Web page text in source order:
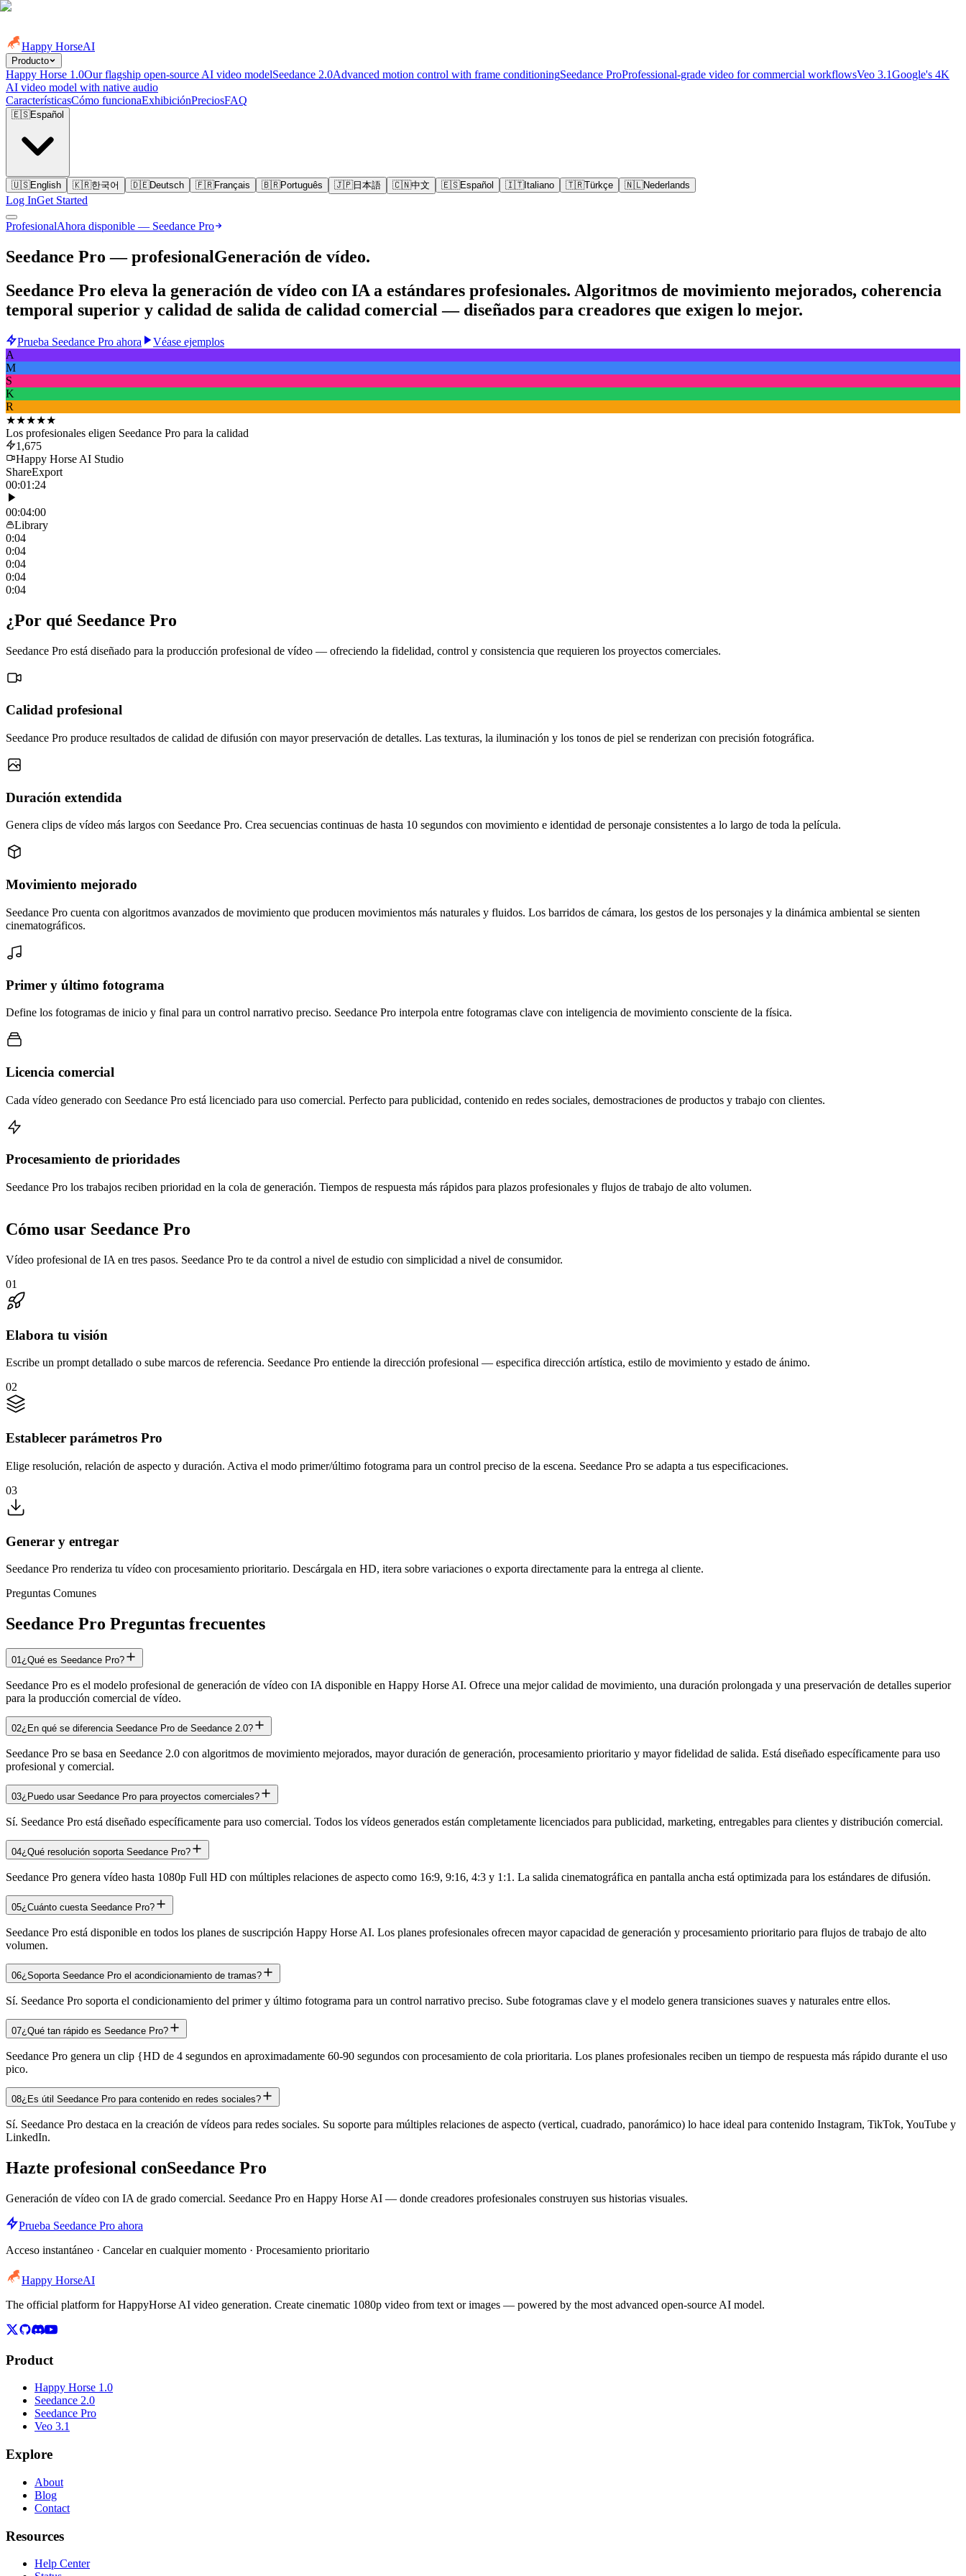
Happy HorseAI
Producto
Happy Horse 1.0Our flagship open-source AI video modelSeedance 2.0Advanced motion control with frame conditioningSeedance ProProfessional-grade video for commercial workflowsVeo 3.1Google's 4K
AI video model with native audio
CaracterísticasCómo funcionaExhibiciónPreciosFAQ
🇪🇸Español
🇺🇸English 🇰🇷한국어 🇩🇪Deutsch 🇫🇷Français 🇧🇷Português 🇯🇵日本語 🇨🇳中文 🇪🇸Español 🇮🇹Italiano 🇹🇷Türkçe 🇳🇱Nederlands
Log InGet Started
ProfesionalAhora disponible — Seedance Pro
Seedance Pro — profesionalGeneración de vídeo.
Seedance Pro eleva la generación de vídeo con IA a estándares profesionales. Algoritmos de movimiento mejorados, coherencia
temporal superior y calidad de salida de calidad comercial — diseñados para creadores que exigen lo mejor.
Prueba Seedance Pro ahora
Véase ejemplos
A
M
S
K
R
★★★★★
Los profesionales eligen Seedance Pro para la calidad
1,675
Happy Horse AI Studio
ShareExport
00:01:24
00:04:00
Library
0:04
0:04
0:04
0:04
0:04
¿Por qué Seedance Pro
Seedance Pro está diseñado para la producción profesional de vídeo — ofreciendo la fidelidad, control y consistencia que requieren los proyectos comerciales.
Calidad profesional
Seedance Pro produce resultados de calidad de difusión con mayor preservación de detalles. Las texturas, la iluminación y los tonos de piel se renderizan con precisión fotográfica.
Duración extendida
Genera clips de vídeo más largos con Seedance Pro. Crea secuencias continuas de hasta 10 segundos con movimiento e identidad de personaje consistentes a lo largo de toda la película.
Movimiento mejorado
Seedance Pro cuenta con algoritmos avanzados de movimiento que producen movimientos más naturales y fluidos. Los barridos de cámara, los gestos de los personajes y la dinámica ambiental se sienten
cinematográficos.
Primer y último fotograma
Define los fotogramas de inicio y final para un control narrativo preciso. Seedance Pro interpola entre fotogramas clave con inteligencia de movimiento consciente de la física.
Licencia comercial
Cada vídeo generado con Seedance Pro está licenciado para uso comercial. Perfecto para publicidad, contenido en redes sociales, demostraciones de productos y trabajo con clientes.
Procesamiento de prioridades
Seedance Pro los trabajos reciben prioridad en la cola de generación. Tiempos de respuesta más rápidos para plazos profesionales y flujos de trabajo de alto volumen.
Cómo usar Seedance Pro
Vídeo profesional de IA en tres pasos. Seedance Pro te da control a nivel de estudio con simplicidad a nivel de consumidor.
01
Elabora tu visión
Escribe un prompt detallado o sube marcos de referencia. Seedance Pro entiende la dirección profesional — especifica dirección artística, estilo de movimiento y estado de ánimo.
02
Establecer parámetros Pro
Elige resolución, relación de aspecto y duración. Activa el modo primer/último fotograma para un control preciso de la escena. Seedance Pro se adapta a tus especificaciones.
03
Generar y entregar
Seedance Pro renderiza tu vídeo con procesamiento prioritario. Descárgala en HD, itera sobre variaciones o exporta directamente para la entrega al cliente.
Preguntas Comunes
Seedance Pro Preguntas frecuentes
01¿Qué es Seedance Pro?
Seedance Pro es el modelo profesional de generación de vídeo con IA disponible en Happy Horse AI. Ofrece una mejor calidad de movimiento, una duración prolongada y una preservación de detalles superior
para la producción comercial de vídeo.
02¿En qué se diferencia Seedance Pro de Seedance 2.0?
Seedance Pro se basa en Seedance 2.0 con algoritmos de movimiento mejorados, mayor duración de generación, procesamiento prioritario y mayor fidelidad de salida. Está diseñado específicamente para uso
profesional y comercial.
03¿Puedo usar Seedance Pro para proyectos comerciales?
Sí. Seedance Pro está diseñado específicamente para uso comercial. Todos los vídeos generados están completamente licenciados para publicidad, marketing, entregables para clientes y distribución comercial.
04¿Qué resolución soporta Seedance Pro?
Seedance Pro genera vídeo hasta 1080p Full HD con múltiples relaciones de aspecto como 16:9, 9:16, 4:3 y 1:1. La salida cinematográfica en pantalla ancha está optimizada para los estándares de difusión.
05¿Cuánto cuesta Seedance Pro?
Seedance Pro está disponible en todos los planes de suscripción Happy Horse AI. Los planes profesionales ofrecen mayor capacidad de generación y procesamiento prioritario para flujos de trabajo de alto
volumen.
06¿Soporta Seedance Pro el acondicionamiento de tramas?
Sí. Seedance Pro soporta el condicionamiento del primer y último fotograma para un control narrativo preciso. Sube fotogramas clave y el modelo genera transiciones suaves y naturales entre ellos.
07¿Qué tan rápido es Seedance Pro?
Seedance Pro genera un clip {HD de 4 segundos en aproximadamente 60-90 segundos con procesamiento de cola prioritaria. Los planes profesionales reciben un tiempo de respuesta más rápido durante el uso
pico.
08¿Es útil Seedance Pro para contenido en redes sociales?
Sí. Seedance Pro destaca en la creación de vídeos para redes sociales. Su soporte para múltiples relaciones de aspecto (vertical, cuadrado, panorámico) lo hace ideal para contenido Instagram, TikTok, YouTube y
LinkedIn.
Hazte profesional conSeedance Pro
Generación de vídeo con IA de grado comercial. Seedance Pro en Happy Horse AI — donde creadores profesionales construyen sus historias visuales.
Prueba Seedance Pro ahora
Acceso instantáneo · Cancelar en cualquier momento · Procesamiento prioritario
Happy HorseAI
The official platform for HappyHorse AI video generation. Create cinematic 1080p video from text or images — powered by the most advanced open-source AI model.
Product
Happy Horse 1.0
Seedance 2.0
Seedance Pro
Veo 3.1
Explore
About
Blog
Contact
Resources
Help Center